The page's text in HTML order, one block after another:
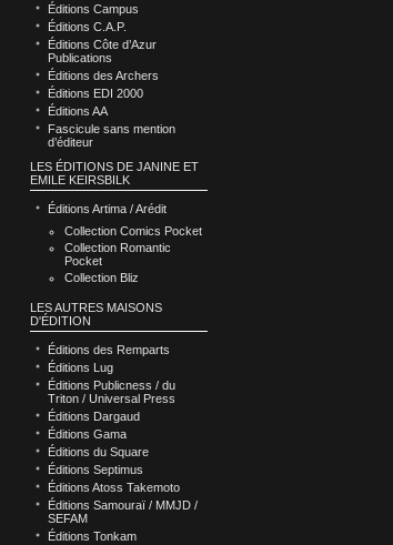
Éditions Campus
Éditions C.A.P.
Éditions Côte d’Azur
Publications
Éditions des Archers
Éditions EDI 2000
Éditions AA
Fascicule sans mention
d’éditeur
LES ÉDITIONS DE JANINE ET
EMILE KEIRSBILK
Éditions Artima / Arédit
Collection Comics Pocket
Collection Romantic
Pocket
Collection Bliz
LES AUTRES MAISONS
D'ÉDITION
Éditions des Remparts
Éditions Lug
Éditions Publicness / du
Triton / Universal Press
Éditions Dargaud
Éditions Gama
Éditions du Square
Éditions Septimus
Éditions Atoss Takemoto
Éditions Samouraï / MMJD /
SEFAM
Éditions Tonkam